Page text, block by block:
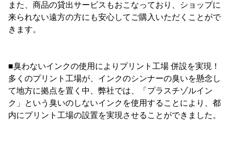
また、商品の貸出サービスもおこなっており、ショップに
来られない遠方の方にも安心してご購入いただくことがで
きます。
■臭わないインクの使用によりプリント工場 併設を実現！
多くのプリント工場が、インクのシンナーの臭いを懸念し
て地方に拠点を置く中、弊社では、「プラスチゾルイン
ク」という臭いのしないインクを使用することにより、都
内にプリント工場の設置を実現させることができました。